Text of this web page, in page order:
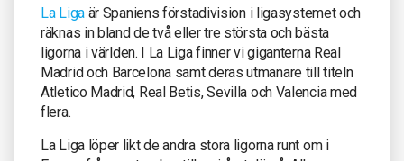
La Ligaär Spaniens förstadivision i ligasystemet och
räknas in bland de två eller tre största och bästa
ligorna i världen. I La Liga finner vi giganterna Real
Madrid och Barcelona samt deras utmanare till titeln
Atletico Madrid, Real Betis, Sevilla och Valencia med
flera.
La Liga löper likt de andra stora ligorna runt om i